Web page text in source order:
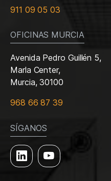
911 09 05 03
OFICINAS MURCIA
Avenida Pedro Guillén 5,
Marla Center,
Murcia, 30100
968 66 87 39
SÍGANOS